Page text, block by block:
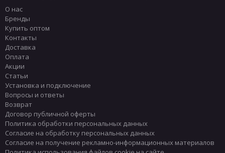
О нас
Бренды
Купить оптом
Контакты
Доставка
Оплата
Акции
Статьи
Установка и подключение
Вопросы и ответы
Возврат
Договор публичной оферты
Политика обработки персональных данных
Согласие на обработку персональных данных
Согласие на получение рекламно-информационных материалов